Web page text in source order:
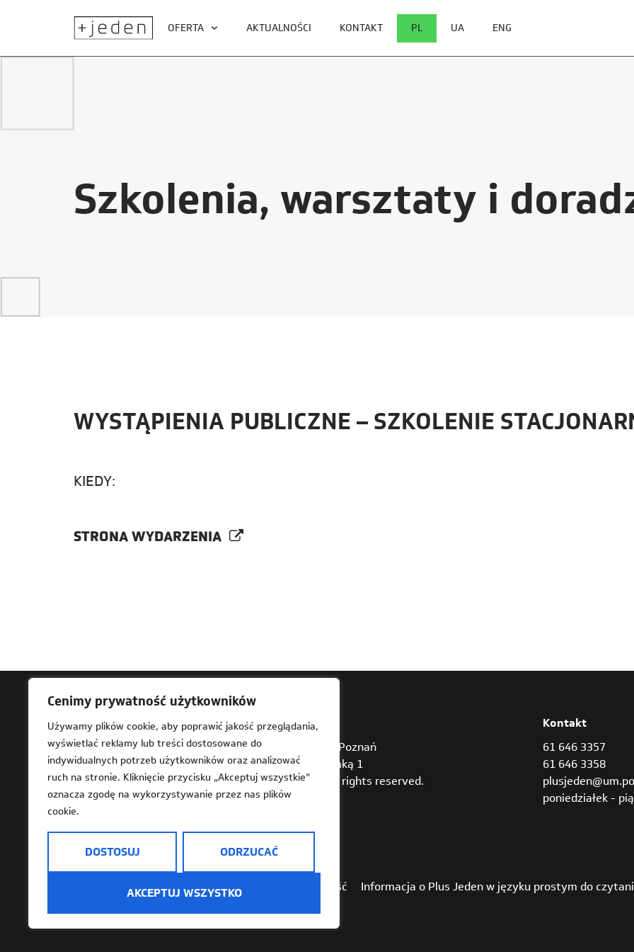
Cenimy prywatność użytkowników
Używamy plików cookie, aby poprawić jakość przeglądania,
wyświetlać reklamy lub treści dostosowane do
indywidualnych potrzeb użytkowników oraz analizować
ruch na stronie. Kliknięcie przycisku „Akceptuj wszystkie”
oznacza zgodę na wykorzystywanie przez nas plików
cookie.
DOSTOSUJ ODRZUCAĆ
AKCEPTUJ WSZYSTKO
OFERTA AKTUALNOŚCI KONTAKT PL UA ENG
Szkolenia, warsztaty i
WYSTĄPIENIA PUBLICZNE – SZKOLENIE
KIEDY:
STRONA WYDARZENIA
Adres
61-842 Poznań
Za Bramką 1
2023 all rights reserved.
Kontakt
61 646 3357
61 646 3358
poniedziałek -
Deklaracja dostępności Mapa strony Dostępność Informacja o Plus Jeden w języku prostym do